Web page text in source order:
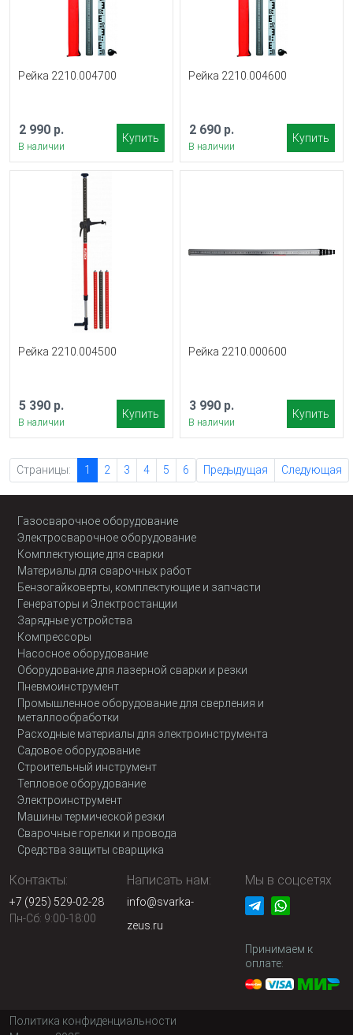
Рейка 2210.004700
2 990 р.
В наличии
Купить
Рейка 2210.004600
2 690 р.
В наличии
Купить
Рейка 2210.004500
5 390 р.
В наличии
Купить
Рейка 2210.000600
3 990 р.
В наличии
Купить
Страницы: 1 2 3 4 5 6 Предыдущая Следующая
Газосварочное оборудование
Электросварочное оборудование
Комплектующие для сварки
Материалы для сварочных работ
Бензогайковерты, комплектующие и запчасти
Генераторы и Электростанции
Зарядные устройства
Компрессоры
Насосное оборудование
Оборудование для лазерной сварки и резки
Пневмоинструмент
Промышленное оборудование для сверления и
металлообработки
Расходные материалы для электроинструмента
Садовое оборудование
Строительный инструмент
Тепловое оборудование
Электроинструмент
Машины термической резки
Сварочные горелки и провода
Средства защиты сварщика
Контакты:
+7 (925) 529-02-28
Пн-Сб: 9:00-18:00
Написать нам:
info@svarka-
zeus.ru
Мы в соцсетях
Принимаем к
оплате:
Политика конфиденциальности